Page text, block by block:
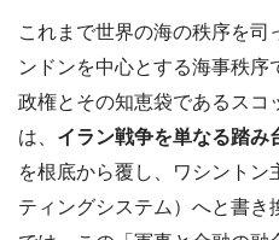
これまで世界の海の秩序を司
ンドンを中心とする海事秩
政権とその知恵袋であるスコ
は、 イラン戦争を単なる踏み
を根底から覆し、ワシントン
ティングシステム）へと書